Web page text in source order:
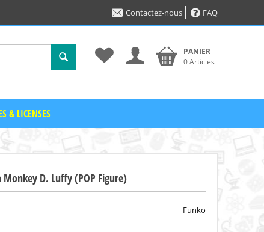
Contactez-nous FAQ
PANIER
0 Articles
& LICENSES
D. Luffy (POP Figure)
Funko